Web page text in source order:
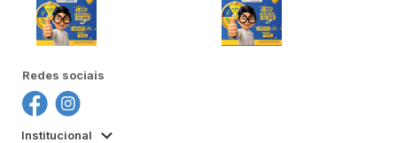
Redes sociais
Institucional